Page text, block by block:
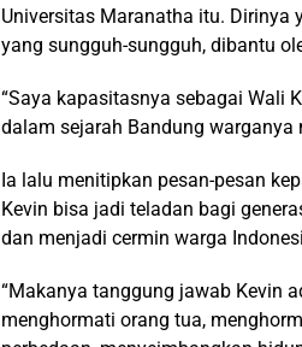
Universitas Maranatha itu. Dirinya
yang sungguh-sungguh, dibantu
“Saya kapasitasnya sebagai Wali
dalam sejarah Bandung warganya
Ia lalu menitipkan pesan-pesan
Kevin bisa jadi teladan bagi
dan menjadi cermin warga
“Makanya tanggung jawab Kevin
menghormati orang tua,